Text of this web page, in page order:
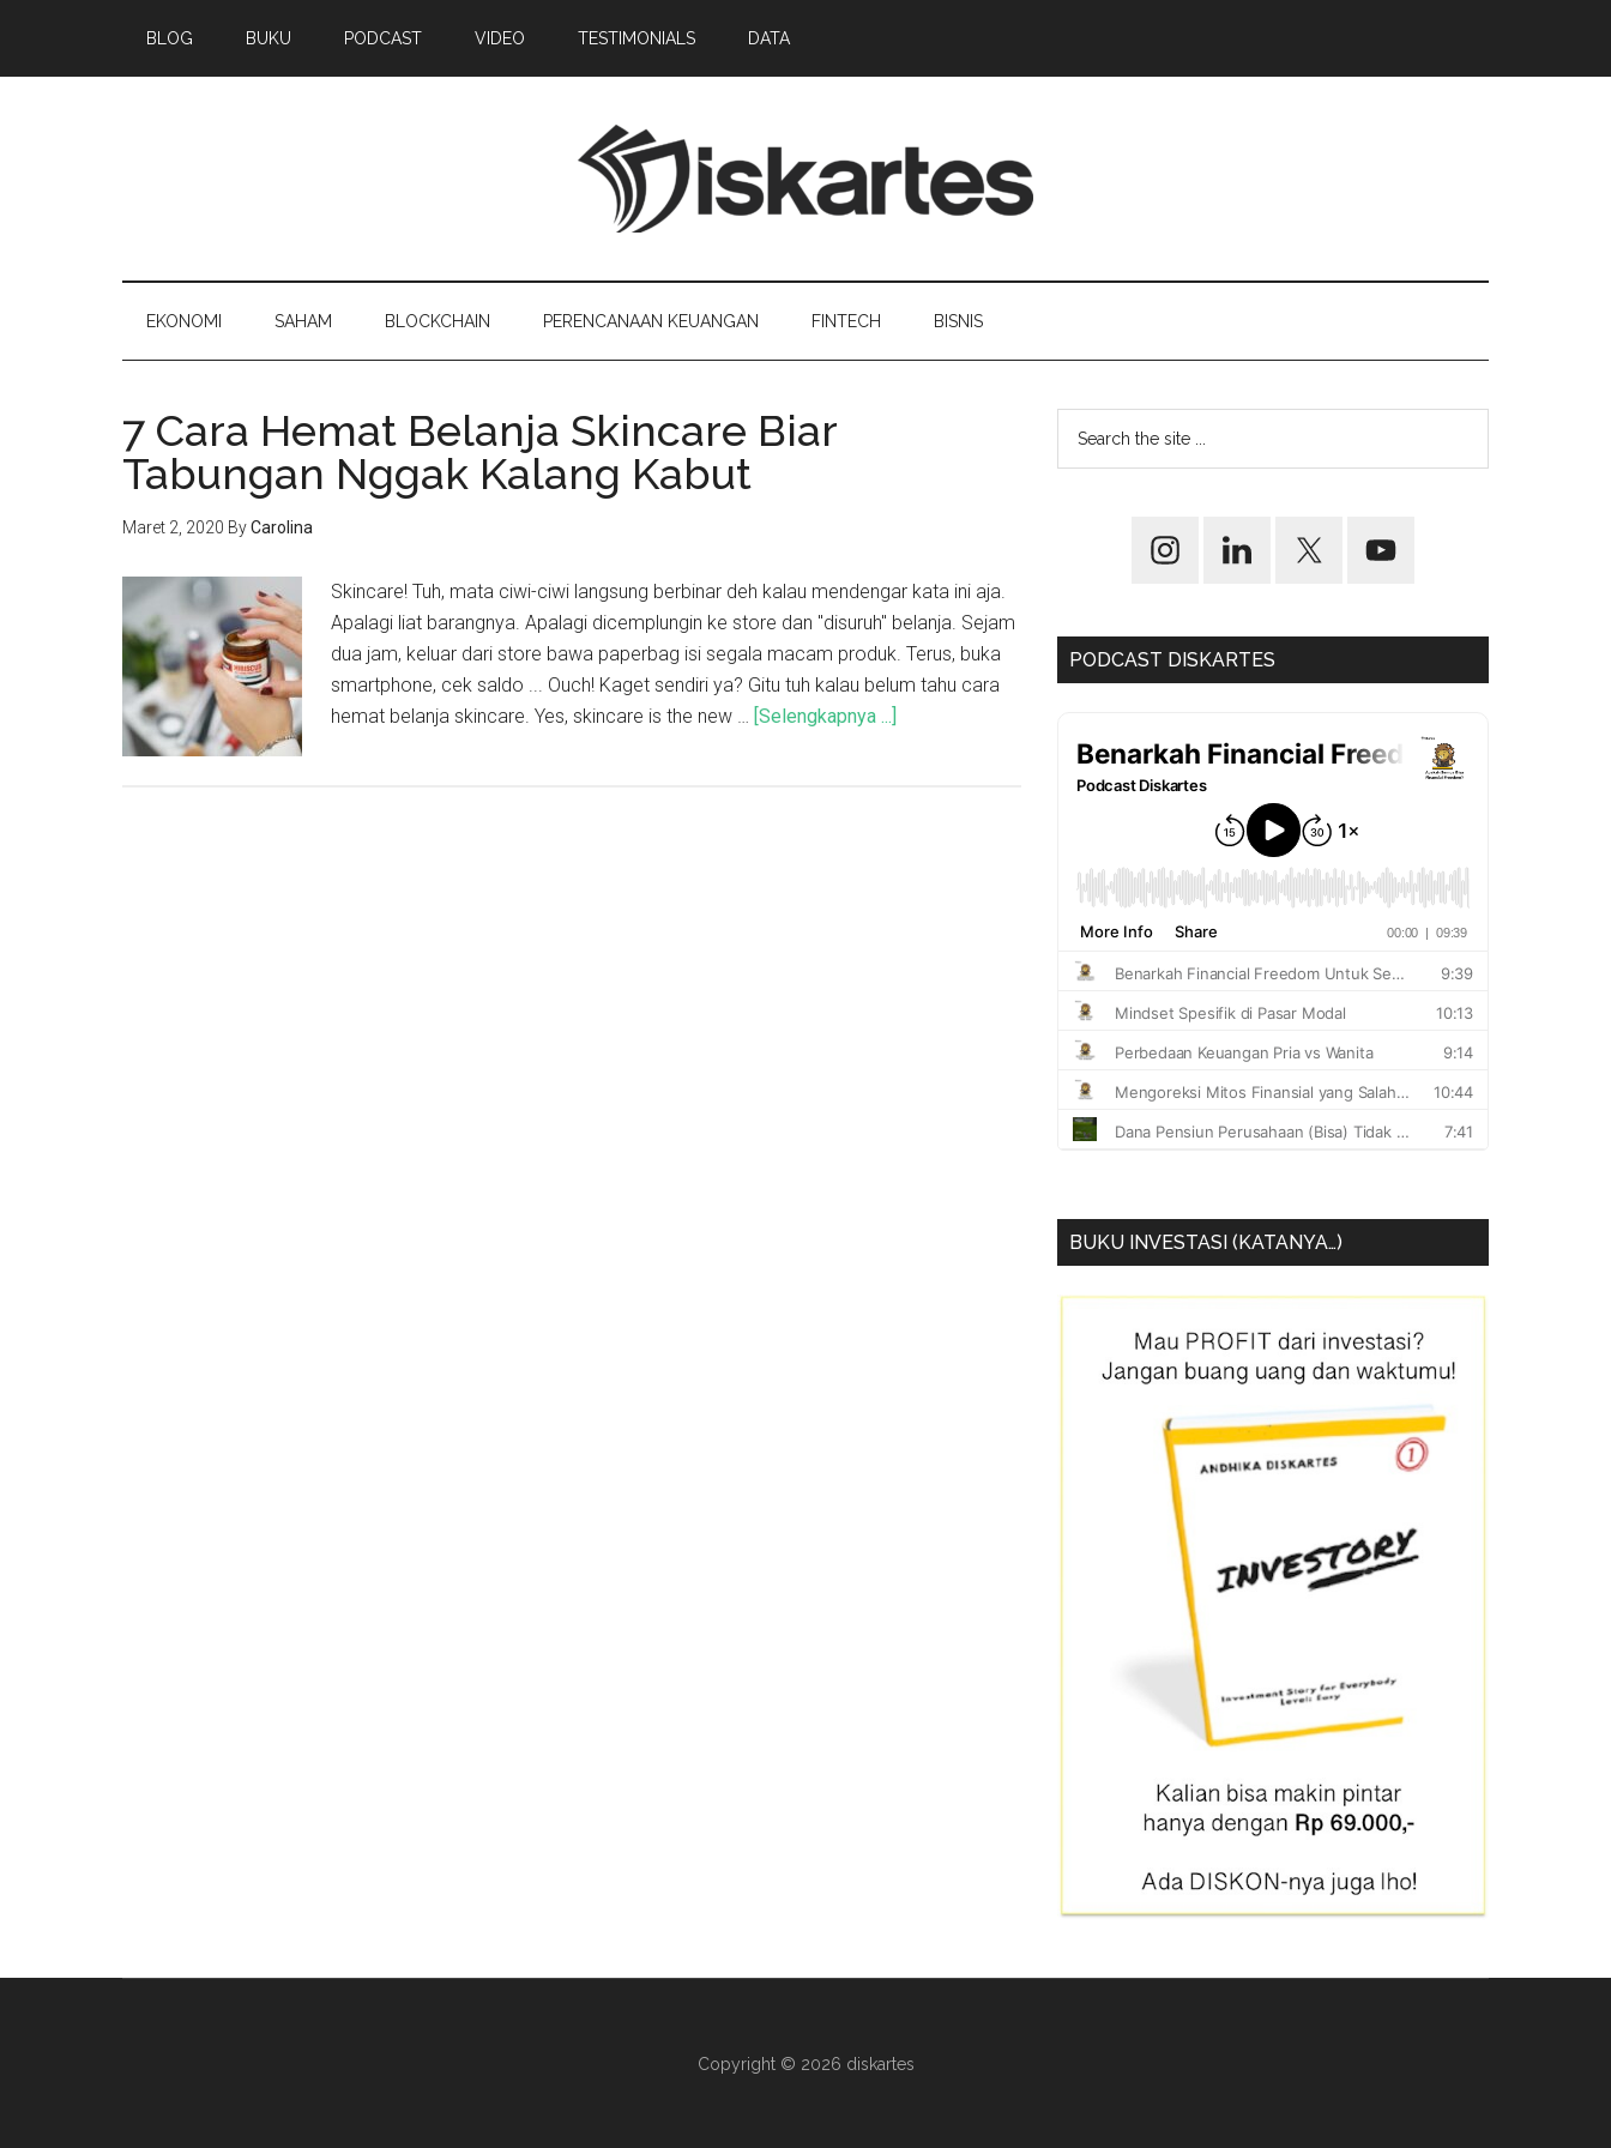
BLOG BUKU PODCAST VIDEO TESTIMONIALS DATA
EKONOMI SAHAM BLOCKCHAIN PERENCANAAN KEUANGAN FINTECH BISNIS
7 Cara Hemat Belanja Skincare Biar
Tabungan Nggak Kalang Kabut
Maret 2, 2020 ByCarolina
Skincare! Tuh, mata ciwi-ciwi langsung berbinar deh kalau mendengar kata ini aja.
Apalagi liat barangnya. Apalagi dicemplungin ke store dan "disuruh" belanja. Sejam
dua jam, keluar dari store bawa paperbag isi segala macam produk. Terus, buka
smartphone, cek saldo ... Ouch! Kaget sendiri ya? Gitu tuh kalau belum tahu cara
hemat belanja skincare. Yes, skincare is the new … [Selengkapnya ...]
PODCAST DISKARTES
BUKU INVESTASI (KATANYA…)
Copyright © 2026 diskartes